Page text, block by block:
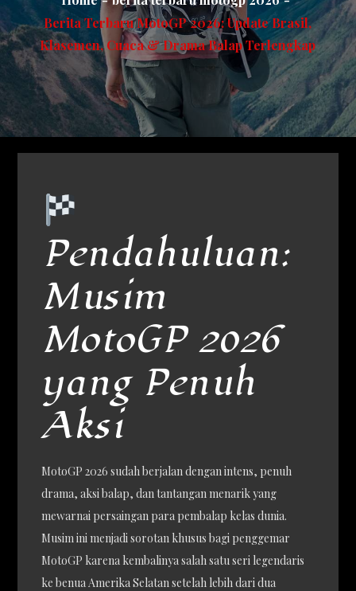
Berita Terbaru MotoGP 2026: Update Brasil,
Klasemen, Cuaca & Drama Balap Terlengkap
Pendahuluan:
Musim
MotoGP 2026
yang Penuh
Aksi
MotoGP 2026 sudah berjalan dengan intens, penuh
drama, aksi balap, dan tantangan menarik yang
mewarnai persaingan para pembalap kelas dunia.
Musim ini menjadi sorotan khusus bagi penggemar
MotoGP karena kembalinya salah satu seri legendaris
ke benua Amerika Selatan setelah lebih dari dua